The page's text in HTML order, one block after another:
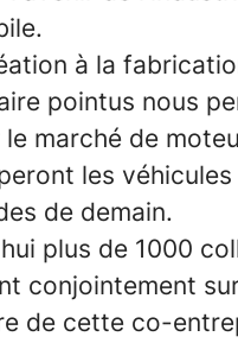
à la
pointus nous
le marché de
les
de demain.
plus de 1000
conjointement
de cette co-